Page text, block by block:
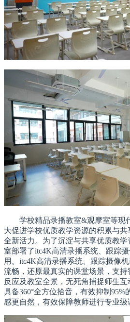
学校精品录播教室&观摩室等现
大促进学校优质教学资源的积累与
全新活力。为了沉淀与共享优质教
室部署了itc4K高清录播系统、跟踪
用。itc4K高清录播系统、跟踪摄像
流畅，还原最真实的课堂场景，支
反应及教室全景，无死角捕捉师生
具备360°全方位拾音，有效抑制
感更自然，有效保障教师进行专业级